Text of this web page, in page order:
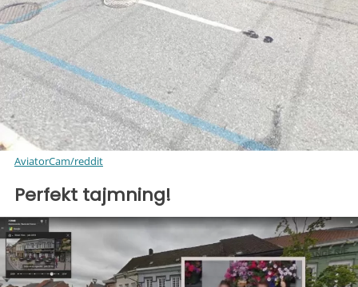
AviatorCam/reddit
Perfekt tajmning!